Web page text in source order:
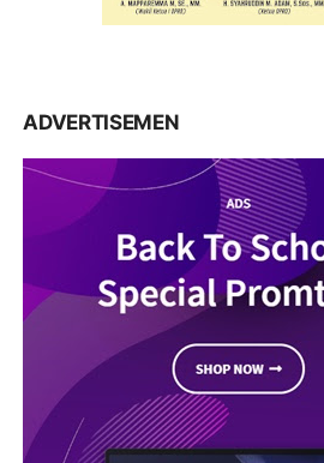
ADVERTISEMEN